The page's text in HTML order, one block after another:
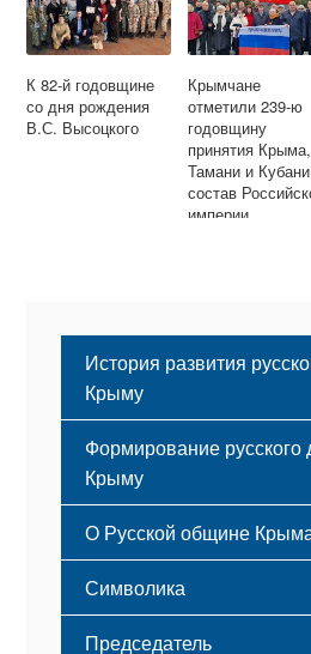
К 82-й годовщине
со дня рождения
В.С. Высоцкого
Крымчане
отметили 239-ю
годовщину
принятия Крыма,
Тамани и
состав
империи
История развития
Крыму
Формирование русского
Крыму
Русский Крым
О Русской общине
Этапы становления
Принципы деятельности
Структура
Символика
Флаг
Герб
Председатель